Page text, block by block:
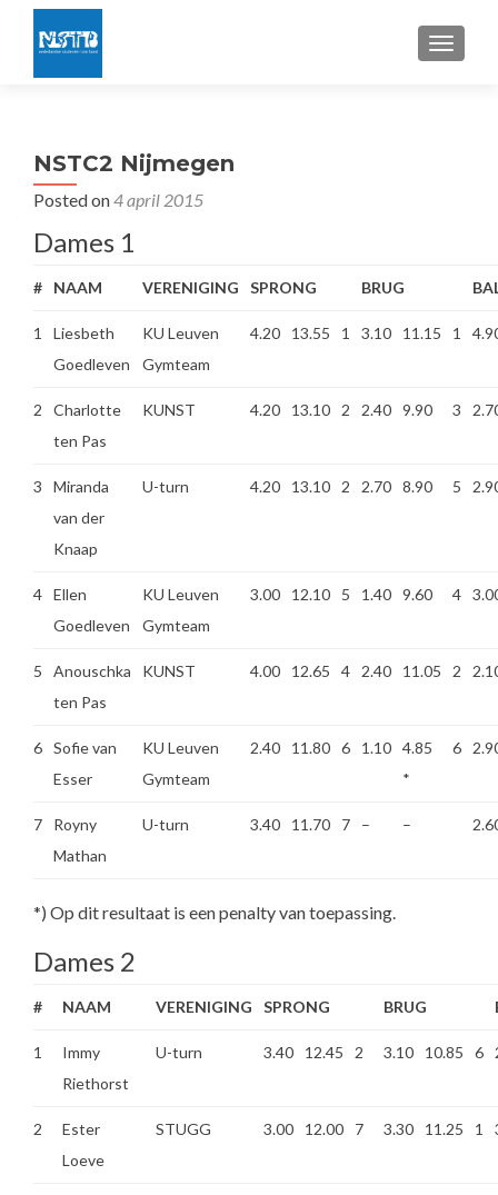
NSTC2 Nijmegen
Posted on4 april 2015
Dames 1
# NAAM VERENIGING SPRONG BRUG
1
Liesbeth
Goedleven
KU Leuven
Gymteam
4.20 13.55 1 3.10 11.15 1
2
Charlotte
ten Pas
KUNST 4.20 13.10 2 2.40 9.90 3
3
Miranda
van der
Knaap
U-turn 4.20 13.10 2 2.70 8.90 5
4 Ellen
Goedleven
KU Leuven
Gymteam
3.00 12.10 5 1.40 9.60 4
5
Anouschka
ten Pas
KUNST 4.00 12.65 4 2.40 11.05 2
6 Sofie van
Esser
KU Leuven
Gymteam
2.40 11.80 6 1.10 4.85
*
6
7
Royny
Mathan
U-turn 3.40 11.70 7 – –
*) Op dit resultaat is een penalty van toepassing.
Dames 2
# NAAM VERENIGING SPRONG BRUG
1
Immy
Riethorst
U-turn 3.40 12.45 2 3.10 10.85 6
2
Ester
Loeve
STUGG 3.00 12.00 7 3.30 11.25 1